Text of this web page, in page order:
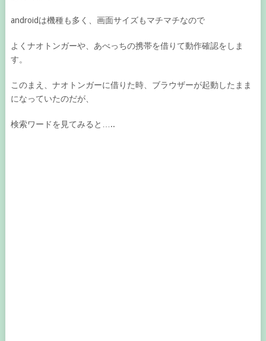
androidは機種も多く、画面サイズもマチマチなので
よくナオトンガーや、あべっちの携帯を借りて動作確認をしま
す。
このまえ、ナオトンガーに借りた時、ブラウザーが起動したまま
になっていたのだが、
検索ワードを見てみると…..